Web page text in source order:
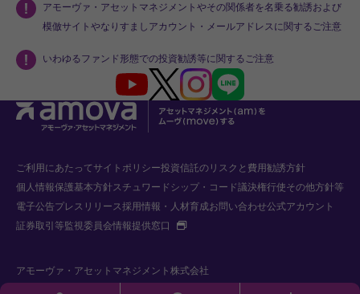
アモーヴァ・アセットマネジメントやその関係者を名乗る勧誘および
模倣サイトやなりすましアカウント・メールアドレスに関するご注意
いわゆるファンド形態での投資勧誘等に関するご注意
Youtube X InstagramLINE
ご利用にあたってサイトポリシー投資信託のリスクと費用勧誘方針
個人情報保護基本方針スチュワードシップ・コード議決権行使その他方針等
電子公告プレスリリース採用情報・人材育成お問い合わせ公式アカウント
証券取引等監視委員会情報提供窓口
新規タブで開く
アモーヴァ・アセットマネジメント株式会社
金融商品取引業者 関東財務局長（金商）第368号 加入協会：一般社団法人